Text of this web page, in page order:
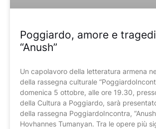
Poggiardo, amore e
“Anush”
Un capolavoro della letteratura armena
della rassegna culturale
domenica 5 ottobre, alle ore 19.30,
della Cultura a Poggiardo, sarà
della rassegna PoggiardoIncontra,
Hovhannes Tumanyan. Tra le opere più